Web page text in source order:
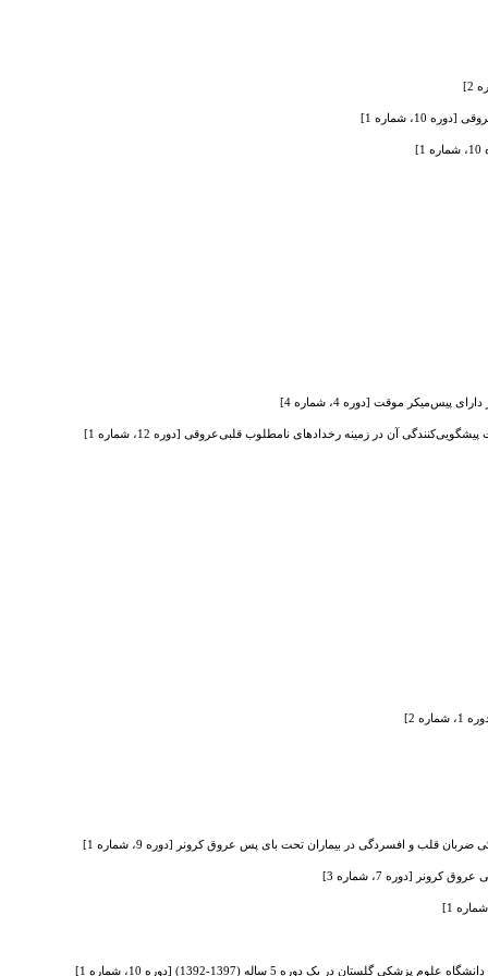
شماره 1]
موقت [دوره 4، شماره 4]
2]
[دوره 7، شماره 3]
در یک دوره 5 ساله (1397-1392) [دوره 10، شماره 1]